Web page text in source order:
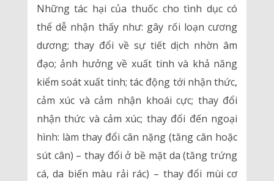
Những tác hại của thuốc cho tình dục có
thể dễ nhận thấy như: gây rối loạn cương
dương; thay đổi về sự tiết dịch nhờn âm
đạo; ảnh hưởng về xuất tinh và khả năng
kiểm soát xuất tinh; tác động tới nhận thức,
cảm xúc và cảm nhận khoái cực; thay đổi
nhận thức và cảm xúc; thay đổi đến ngoại
hình: làm thay đổi cân nặng (tăng cân hoặc
sút cân) – thay đổi ở bề mặt da (tăng trứng
cá, da biến màu rải rác) – thay đổi mùi cơ